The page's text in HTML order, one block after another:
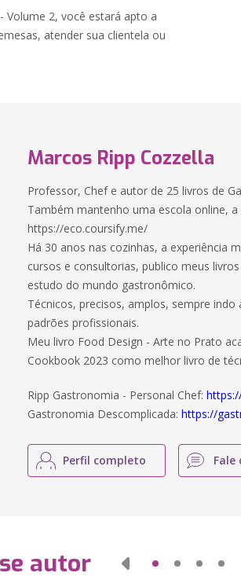
Volume 2, você estará apto a
atender sua clientela ou
Marcos Ripp Cozzella
Professor, Chef e autor de 25 livros de
Também mantenho uma escola online, a
https://eco.coursify.me/
Há 30 anos nas cozinhas, a experiência
cursos e consultorias, publico meus
estudo do mundo gastronômico.
Técnicos, precisos, amplos, sempre
padrões profissionais.
Meu livro Food Design - Arte no Prato
Cookbook 2023 como melhor livro de
Ripp Gastronomia - Personal Chef:
Gastronomia Descomplicada:https://
Perfil completo
autor